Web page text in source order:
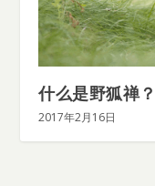
什么是野狐禅？
2017年2月16日